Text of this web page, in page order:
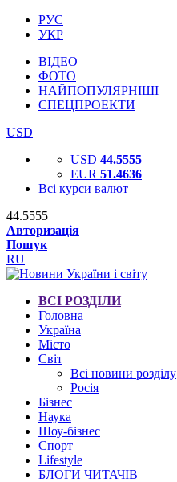
РУС
УКР
ВІДЕО
ФОТО
НАЙПОПУЛЯРНІШІ
СПЕЦПРОЕКТИ
USD
USD 44.5555
EUR 51.4636
Всі курси валют
44.5555
Авторизація
Пошук
RU
ВСІ РОЗДІЛИ
Головна
Україна
Місто
Світ
Всі новини розділу
Росія
Бізнес
Наука
Шоу-бізнес
Спорт
Lifestyle
БЛОГИ ЧИТАЧІВ